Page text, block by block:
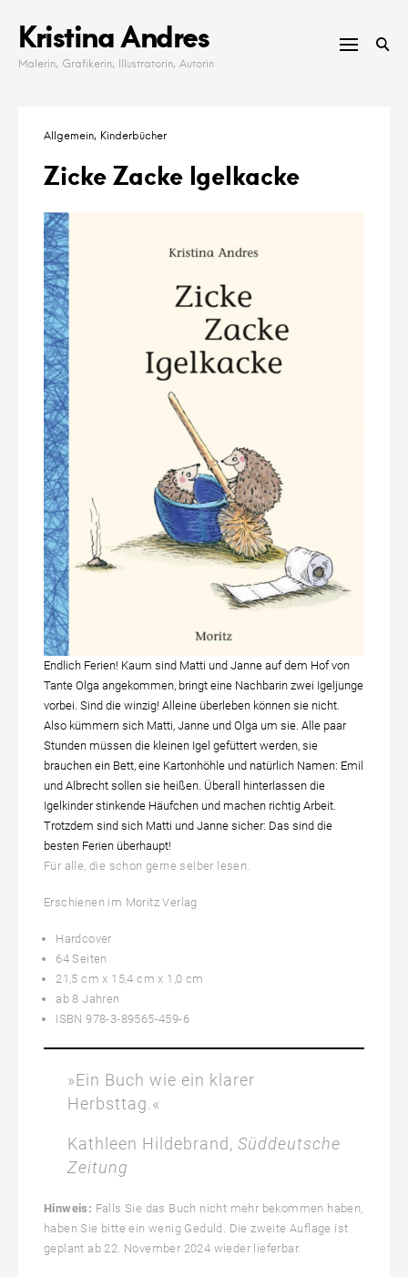
content
Kristina Andres
Malerin, Grafikerin, Illustratorin, Autorin
Allgemein Kinderbücher
Zicke Zacke Igelkacke
Endlich Ferien! Kaum sind Matti und Janne auf dem Hof von
Tante Olga angekommen, bringt eine Nachbarin zwei Igeljunge
vorbei. Sind die winzig! Alleine überleben können sie nicht.
Also kümmern sich Matti, Janne und Olga um sie. Alle paar
Stunden müssen die kleinen Igel gefüttert werden, sie
brauchen ein Bett, eine Kartonhöhle und natürlich Namen: Emil
und Albrecht sollen sie heißen. Überall hinterlassen die
Igelkinder stinkende Häufchen und machen richtig Arbeit.
Trotzdem sind sich Matti und Janne sicher: Das sind die
besten Ferien überhaupt!
Für alle, die schon gerne selber lesen.
Erschienen im Moritz Verlag
Hardcover
64 Seiten
21,5 cm x 15,4 cm x 1,0 cm
ab 8 Jahren
ISBN 978-3-89565-459-6
»Ein Buch wie ein klarer
Herbsttag.«
Kathleen Hildebrand, Süddeutsche
Zeitung
Hinweis: Falls Sie das Buch nicht mehr bekommen haben,
haben Sie bitte ein wenig Geduld. Die zweite Auflage ist
geplant ab 22. November 2024 wieder lieferbar.